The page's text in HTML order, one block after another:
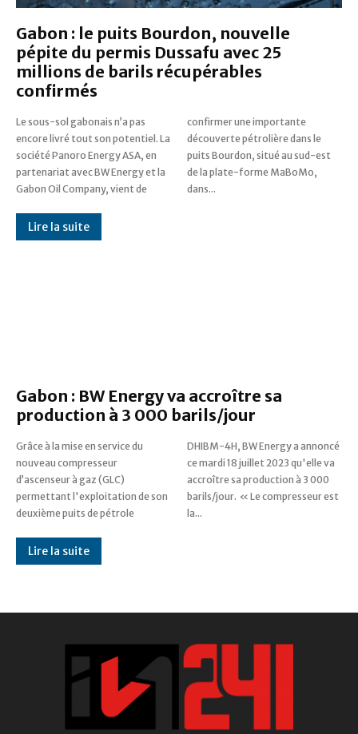
Gabon : le puits Bourdon, nouvelle
pépite du permis Dussafu avec 25
millions de barils récupérables
confirmés
Le sous-sol gabonais n’a pas
encore livré tout son potentiel. La
société Panoro Energy ASA, en
partenariat avec BW Energy et la
Gabon Oil Company, vient de
confirmer une importante
découverte pétrolière dans le
puits Bourdon, situé au sud-est
de la plate-forme MaBoMo,
dans...
Lire la suite
Gabon : BW Energy va accroître sa
production à 3 000 barils/jour
Grâce à la mise en service du
nouveau compresseur
d’ascenseur à gaz (GLC)
permettant l'exploitation de son
deuxième puits de pétrole
DHIBM-4H, BW Energy a annoncé
ce mardi 18 juillet 2023 qu'elle va
accroître sa production à 3 000
barils/jour. « Le compresseur est
la...
Lire la suite